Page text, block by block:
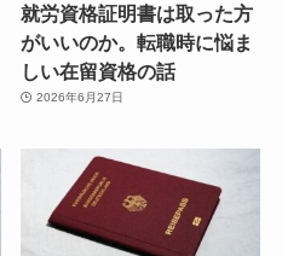
就労資格証明書は取った方
がいいのか。転職時に悩ま
しい在留資格の話
2026年6月27日